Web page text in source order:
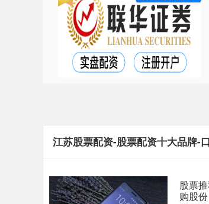
江苏股票配资-股票配资十大品牌-
股票
购股份